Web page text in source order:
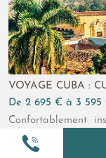
VOYAGE CUBA :
de 2 695 € à 3 595
Confortablement
largement ouverte
Santa Maria, un